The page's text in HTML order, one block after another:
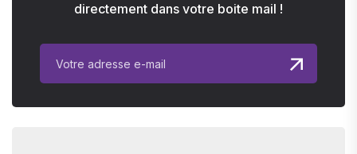
directement dans votre boite mail !